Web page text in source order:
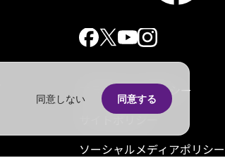
プライバシーポリシー
サイトポリシー
ソーシャルメディアポリシー
同意しない 同意する